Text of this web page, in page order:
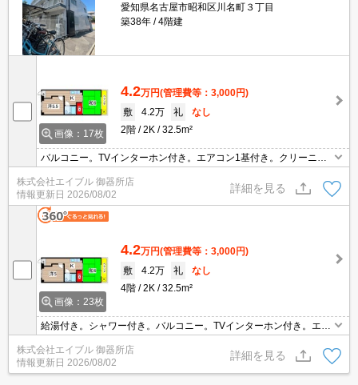
愛知県名古屋市昭和区川名町３丁目
築38年
4階建
画像：17枚
4.2万円(管理費等：3,000円)
敷
4.2万 礼
なし
2階
2K 32.5m²
バルコニー。TVインターホン付き。エアコン1基付き。クリーニン
グストアへ450m。スーパーへ650m。
株式会社エイブル 御器所店
情報更新日 2026/08/02
詳細を見る
画像：23枚
4.2万円(管理費等：3,000円)
敷
4.2万 礼
なし
4階
2K 32.5m²
給湯付き。シャワー付き。バルコニー。TVインターホン付き。エア
コン1基付き。クリーニング店へ120m。ファミリーマートへ280
m。郵便局へ350m。ドラッグストアへ450m。スーパーへ650m。
株式会社エイブル 御器所店
情報更新日 2026/08/02
詳細を見る